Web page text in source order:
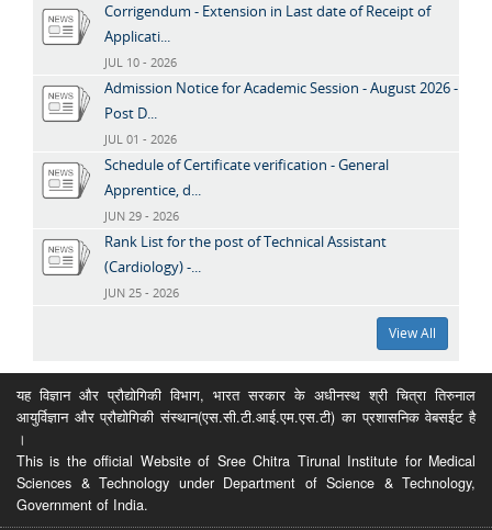
Corrigendum - Extension in Last date of Receipt of
Applicati...
JUL 10 - 2026
Admission Notice for Academic Session - August 2026 -
Post D...
JUL 01 - 2026
Schedule of Certificate verification - General
Apprentice, d...
JUN 29 - 2026
Rank List for the post of Technical Assistant
(Cardiology) -...
JUN 25 - 2026
View All
यह विज्ञान और प्रौद्योगिकी विभाग, भारत सरकार के अधीनस्थ श्री चित्रा तिरुनाल
आयुर्विज्ञान और प्रौद्योगिकी संस्थान(एस.सी.टी.आई.एम.एस.टी) का प्रशासनिक वेबसईट है
।
This is the official Website of Sree Chitra Tirunal Institute for Medical
Sciences & Technology under Department of Science & Technology,
Government of India.